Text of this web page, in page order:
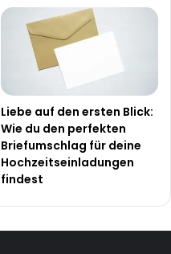
Liebe auf den ersten Blick:
Wie du den perfekten
Briefumschlag für deine
Hochzeitseinladungen
findest